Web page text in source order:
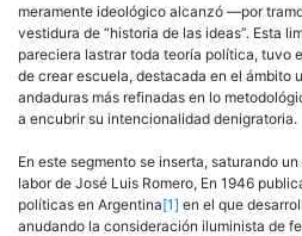
meramente ideológico alcanzó —por
vestidura de “historia de las ideas”. Esta
pareciera lastrar toda teoría política, tuvo
de crear escuela, destacada en el ámbito
andaduras más refinadas en lo
a encubrir su intencionalidad denigratoria.
En este segmento se inserta, saturando
labor de José Luis Romero, En 1946
políticas en Argentina[1] en el que
anudando la consideración iluminista de